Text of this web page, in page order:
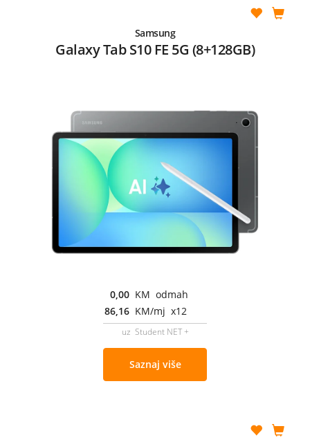
Samsung
Galaxy Tab S10 FE 5G (8+128GB)
0,00 KM odmah
86,16 KM/mj x12
uz Student NET +
Saznaj više